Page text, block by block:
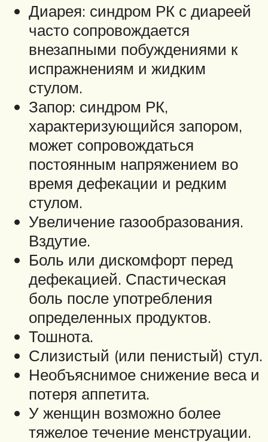
Диарея: синдром РК с диареей
часто сопровождается
внезапными побуждениями к
испражнениям и жидким
стулом.
Запор: синдром РК,
характеризующийся запором,
может сопровождаться
постоянным напряжением во
время дефекации и редким
стулом.
Увеличение газообразования.
Вздутие.
Боль или дискомфорт перед
дефекацией. Спастическая
боль после употребления
определенных продуктов.
Тошнота.
Слизистый (или пенистый) стул.
Необъяснимое снижение веса и
потеря аппетита.
У женщин возможно более
тяжелое течение менструации.